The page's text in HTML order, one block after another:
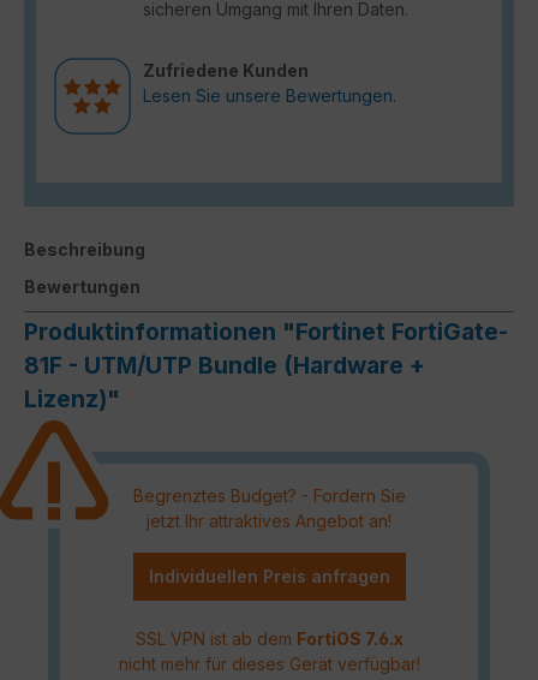
sicheren Umgang mit Ihren Daten.
Zufriedene Kunden
Lesen Sie unsere Bewertungen.
Beschreibung
Bewertungen
Produktinformationen "Fortinet FortiGate-
81F - UTM/UTP Bundle (Hardware +
Lizenz)"
Begrenztes Budget? - Fordern Sie
jetzt Ihr attraktives Angebot an!
Individuellen Preis anfragen
SSL VPN ist ab dem FortiOS 7.6.x
nicht mehr für dieses Gerät verfügbar!